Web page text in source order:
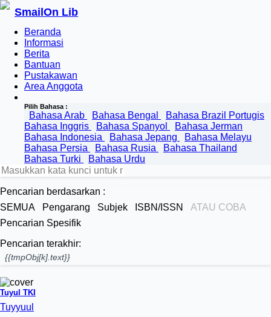
SmailOn Lib
Beranda
Informasi
Berita
Bantuan
Pustakawan
Area Anggota
Pilih Bahasa :
Bahasa Arab Bahasa Bengal
Bahasa Brazil Portugis
Bahasa Inggris
Bahasa Spanyol
Bahasa Jerman
Bahasa Indonesia
Bahasa Jepang
Bahasa Melayu
Bahasa Persia
Bahasa Rusia
Bahasa Thailand
Bahasa Turki
Bahasa Urdu
Pencarian berdasarkan :
SEMUA
Pengarang Subjek ISBN/ISSN
ATAU COBA
Pencarian Spesifik
Pencarian terakhir:
{{tmpObj[k].text}}
Tuyul TKI
Tuyyuul